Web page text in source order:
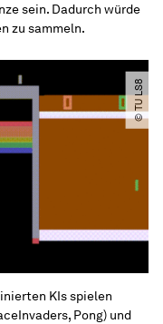
sein. Dadurch würde
zu sammeln.
© TU LS8
KIs spielen
Pong) und